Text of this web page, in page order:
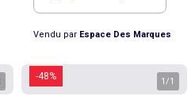
Vendu par Espace Des Marques
-48% 1 /1